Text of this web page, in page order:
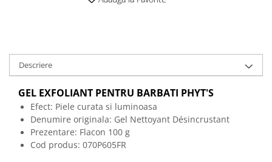
Descriere
GEL EXFOLIANT PENTRU BARBATI PHYT'S
Efect: Piele curata si luminoasa
Denumire originala: Gel Nettoyant Désincrustant
Prezentare: Flacon 100 g
Cod produs: 070P605FR